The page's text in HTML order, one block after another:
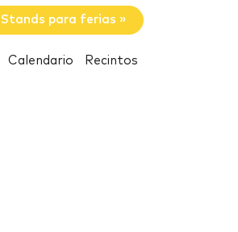
Stands para ferias »
Calendario Recintos